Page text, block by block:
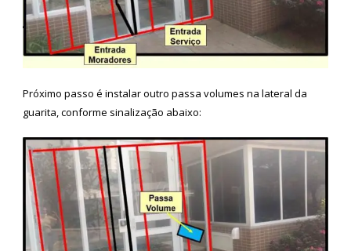
Próximo passo é instalar outro passa volumes na lateral da
guarita, conforme sinalização abaixo: